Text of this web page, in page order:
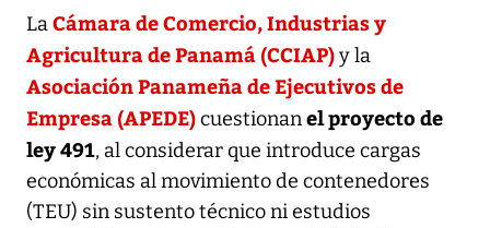
LaCámara de Comercio, Industrias y
Agricultura de Panamá (CCIAP)y la
Asociación Panameña de Ejecutivos de
Empresa (APEDE)cuestionanel proyecto de
ley 491, al considerar que introduce cargas
económicas al movimiento de contenedores
(TEU) sin sustento técnico ni estudios